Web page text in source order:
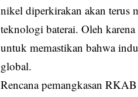
nikel diperkirakan akan terus
teknologi baterai. Oleh
untuk memastikan bahwa
global.
Rencana pemangkasan